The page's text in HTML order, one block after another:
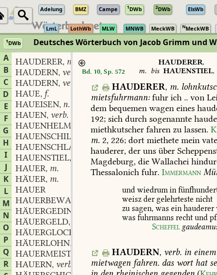
Adelung BMZ Campe 1DWb 2DWb ElsWb
LmL LothWb MLW MNWB MeckWB NMeckWB
1DWb Deutsches Wörterbuch von Jacob Grimm und
A
B
C
D
E
F
G
H
I
J
K
L
M
N
O
P
Q
R
HAUDERER, m.
HAUDERN, verb.
HAUDERN, verb.
HAUE, f.
HAUEISEN, n.
HAUEN, verb.
HAUENHELM
HAUENSCHILD
HAUENSCHLAG
m.
HAUENSTIEL,
HAUER, m.
HÄUER, m.
HAUER
HAUERBEWAFFNET
HÄUERGEDINGE
HÄUERGELD,
HÄUERGLOCKE
HÄUERLOHN,
HAUERMEISTER
m.
HAUERN, verb.
Bd. 10, Sp. 572
HAUDERER,
m. bis HAUENSTIEL,
HAUDERER, m.
mietsfuhrmann:fuhr ich .. von
dem bequemen wagen eines
192; sich durch sogenannte
miethkutscher fahren zu lassen.
m. 2, 226; dort miethete mein
hauderer, der uns über
Magdeburg, die Wallachei
Thessalonich fuhr. Immermann
und wiedrumin
weisz der gelehrteste nicht
zu sagen, was ein hauderer
was fuhrmanns recht und
Scheffel
HAUDERN, verb. ineinem
mietwagen fahren. das worthat